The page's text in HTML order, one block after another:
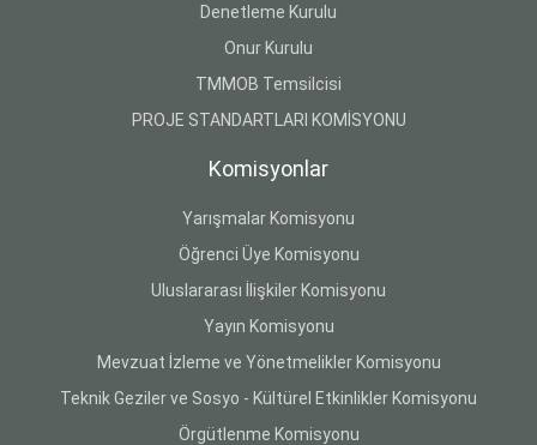
Denetleme Kurulu
Onur Kurulu
TMMOB Temsilcisi
PROJE STANDARTLARI KOMİSYONU
Komisyonlar
Yarışmalar Komisyonu
Öğrenci Üye Komisyonu
Uluslararası İlişkiler Komisyonu
Yayın Komisyonu
Mevzuat İzleme ve Yönetmelikler Komisyonu
Teknik Geziler ve Sosyo - Kültürel Etkinlikler Komisyonu
Örgütlenme Komisyonu